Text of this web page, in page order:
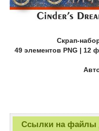
Скрап-
49 элементов PNG | 12
Ссылки на файлы